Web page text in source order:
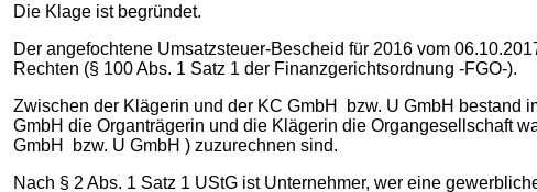
Die Klage ist begründet.
Der angefochtene Umsatzsteuer-Bescheid für 2016 vom
Rechten (§ 100 Abs. 1 Satz 1 der Finanzgerichtsordnung -FGO-).
Zwischen der Klägerin und der KC GmbH bzw. U GmbH bestand
GmbH die Organträgerin und die Klägerin die Organgesellschaft
GmbH bzw. U GmbH ) zuzurechnen sind.
Nach § 2 Abs. 1 Satz 1 UStG ist Unternehmer, wer eine